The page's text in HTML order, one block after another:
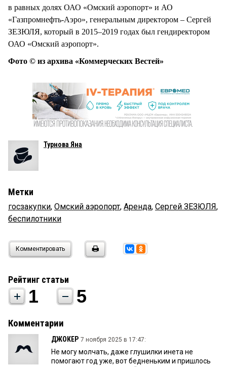
в равных долях ОАО «Омский аэропорт» и АО
«Газпромнефть-Аэро», генеральным директором – Сергей
ЗЕЗЮЛЯ, который в 2015–2019 годах был гендиректором
ОАО «Омский аэропорт».
Фото © из архива «Коммерческих Вестей»
Турнова Яна
Метки
госзакупки, Омский аэропорт, Аренда, Сергей ЗЕЗЮЛЯ,
беспилотники
Комментировать
Рейтинг статьи
1 5
Комментарии
ДЖОКЕР 7 ноября 2025 в 17:47:
Не могу молчать, даже глушилки инета не
помогают год уже, вот бедненьким и пришлось